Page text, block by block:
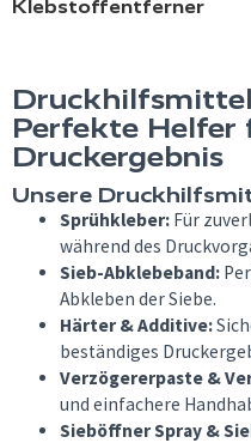
Klebstoffentferner
Perfekte Helfer
Druckergebnis
Unsere
Sprühkleber: Für
während des
Sieb-Abklebeband:
Abkleben der Siebe.
Härter & Additive:
beständiges
Verzögererpaste &
und einfachere
Sieböffner Spray &